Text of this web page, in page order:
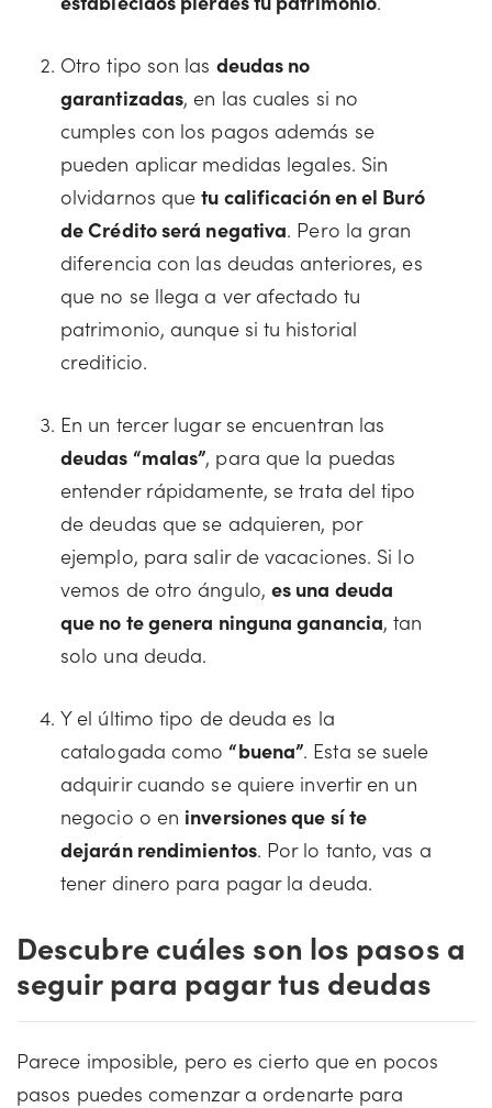
Otro tipo son las deudas no
garantizadas, en las cuales si no
cumples con los pagos además se
pueden aplicar medidas legales. Sin
olvidarnos quetu calificación en el Buró
de Crédito será negativa. Pero la gran
diferencia con las deudas anteriores, es
que no se llega a ver afectado tu
patrimonio, aunque si tu historial
crediticio.
En un tercer lugar se encuentran las
deudas “malas”, para que la puedas
entender rápidamente, se trata del tipo
de deudas que se adquieren, por
ejemplo, para salir de vacaciones. Si lo
vemos de otro ángulo, es una deuda
que no te genera ninguna ganancia, tan
solo una deuda.
Y el último tipo de deuda es la
catalogada como “buena”. Esta se suele
adquirir cuando se quiere invertir en un
negocio o en inversiones que sí te
dejarán rendimientos. Por lo tanto, vas a
tener dinero para pagar la deuda.
Descubre cuáles son los pasos a
seguir para pagar tus deudas
Parece imposible, pero es cierto que en pocos
pasos puedes comenzar a ordenarte para